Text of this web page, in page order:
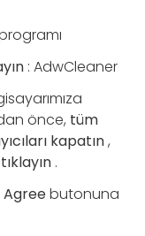
: AdwCleaner
önce, tüm
kapatın,
.
Agreebutonuna